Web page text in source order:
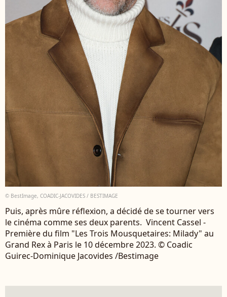
© BestImage, COADIC-JACOVIDES / BESTIMAGE
Puis, après mûre réflexion, a décidé de se tourner vers
le cinéma comme ses deux parents. Vincent Cassel -
Première du film "Les Trois Mousquetaires: Milady" au
Grand Rex à Paris le 10 décembre 2023. © Coadic
Guirec-Dominique Jacovides /Bestimage